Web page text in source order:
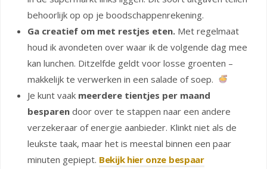
behoorlijk op op je boodschappenrekening.
Ga creatief om met restjes eten. Met regelmaat
houd ik avondeten over waar ik de volgende dag mee
kan lunchen. Ditzelfde geldt voor losse groenten –
makkelijk te verwerken in een salade of soep.
Je kunt vaak meerdere tientjes per maand
besparen door over te stappen naar een andere
verzekeraar of energie aanbieder. Klinkt niet als de
leukste taak, maar het is meestal binnen een paar
minuten gepiept. Bekijk hier onze bespaar